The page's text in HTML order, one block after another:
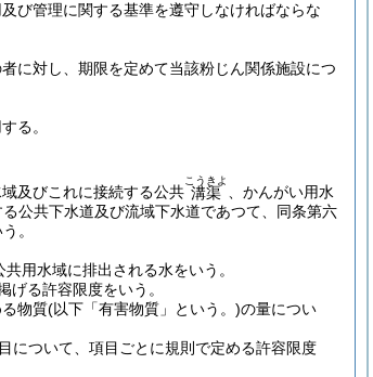
び管理に関する基準を遵守しなければならな
に対し、期限を定めて当該粉じん関係施設につ
る。
及びこれに接続する公共 溝渠
こうきよ
、かんがい用水
公共下水道及び流域下水道であつて、同条第六
。
共用水域に排出される水をいう。
げる許容限度をいう。
物質(以下「有害物質」という。)の量につい
について、項目ごとに規則で定める許容限度